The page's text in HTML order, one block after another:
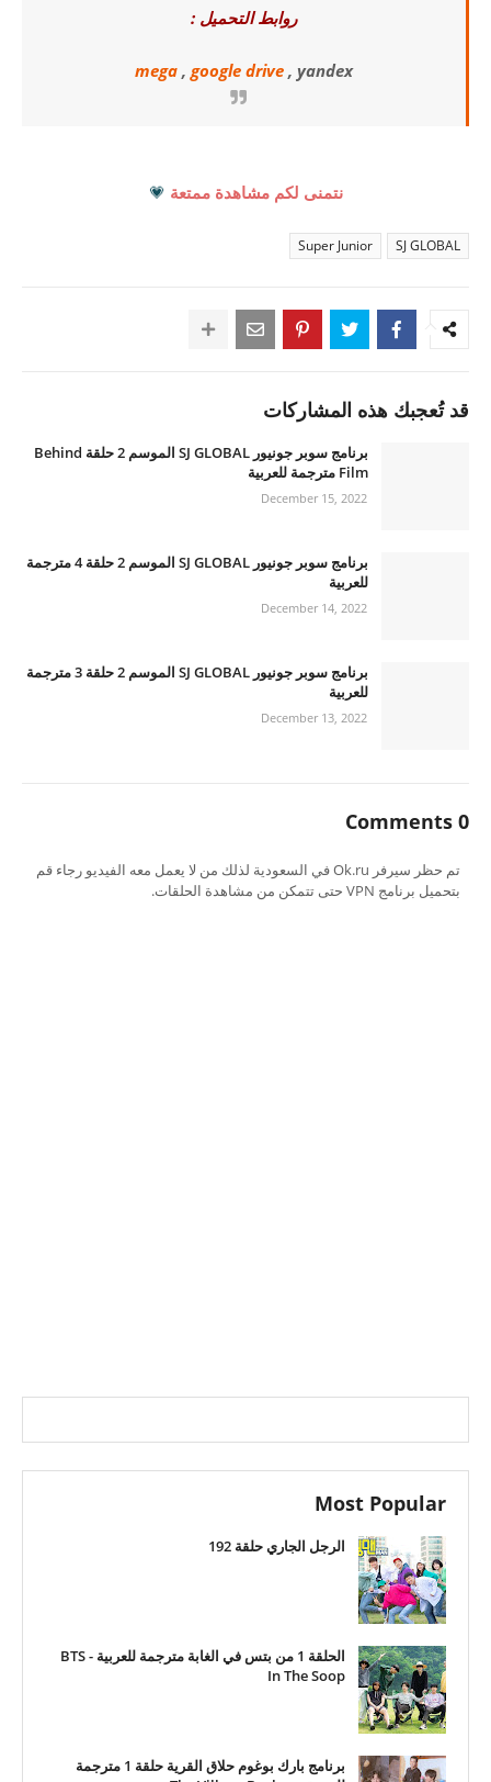
روابط التحميل :
mega , google drive , yandex
نتمنى لكم مشاهدة ممتعة 💗
SJ GLOBAL
Super Junior
قد تُعجبك هذه المشاركات
برنامج سوبر جونيور SJ GLOBAL الموسم 2 حلقة Behind
Film مترجمة للعربية
December 15, 2022
برنامج سوبر جونيور SJ GLOBAL الموسم 2 حلقة 4 مترجمة
للعربية
December 14, 2022
برنامج سوبر جونيور SJ GLOBAL الموسم 2 حلقة 3 مترجمة
للعربية
December 13, 2022
0 Comments
تم حظر سيرفر Ok.ru في السعودية لذلك من لا يعمل معه الفيديو رجاء قم
بتحميل برنامج VPN حتى تتمكن من مشاهدة الحلقات.
Most Popular
الرجل الجاري حلقة 192
الحلقة 1 من بتس في الغابة مترجمة للعربية - BTS
In The Soop
برنامج بارك بوغوم حلاق القرية حلقة 1 مترجمة